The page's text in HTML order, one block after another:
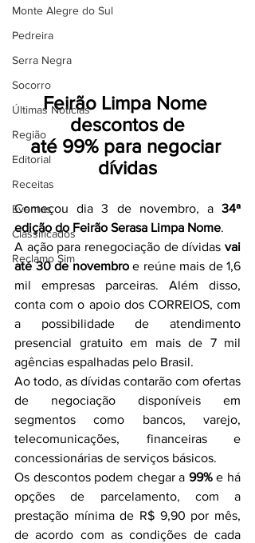
Monte Alegre do Sul
Pedreira
Serra Negra
Socorro
Últimas Notícias
Região
Editorial
Receitas
Eventos
Classificados
Reclamo Sim
Feirão Limpa Nome
descontos de
até 99% para negociar
dívidas
Começou dia 3 de novembro, a 34ª
edição do Feirão Serasa Limpa Nome.
A ação para renegociação de dívidas vai
até 30 de novembro e reúne mais de 1,6
mil empresas parceiras. Além disso,
conta com o apoio dos CORREIOS, com
a possibilidade de atendimento
presencial gratuito em mais de 7 mil
agências espalhadas pelo Brasil.
Ao todo, as dívidas contarão com ofertas
de negociação disponíveis em
segmentos como bancos, varejo,
telecomunicações, financeiras e
concessionárias de serviços básicos.
Os descontos podem chegar a 99% e há
opções de parcelamento, com a
prestação mínima de R$ 9,90 por mês,
de acordo com as condições de cada